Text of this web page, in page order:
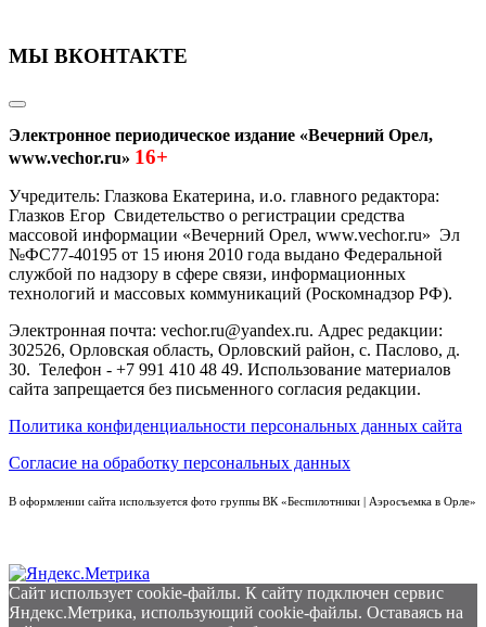
МЫ ВКОНТАКТЕ
Электронное периодическое издание «Вечерний Орел,
www.vechor.ru» 16+
Учредитель: Глазкова Екатерина, и.о. главного редактора:
Глазков Егор Свидетельство о регистрации средства
массовой информации «Вечерний Орел, www.vechor.ru» Эл
№ФС77-40195 от 15 июня 2010 года выдано Федеральной
службой по надзору в сфере связи, информационных
технологий и массовых коммуникаций (Роскомнадзор РФ).
Электронная почта: vechor.ru@yandex.ru. Адрес редакции:
302526, Орловская область, Орловский район, с. Паслово, д.
30. Телефон - +7 991 410 48 49. Использование материалов
сайта запрещается без письменного согласия редакции.
Политика конфиденциальности персональных данных сайта
Согласие на обработку персональных данных
В оформлении сайта используется фото группы ВК «Беспилотники | Аэросъемка в Орле»
Сайт использует cookie-файлы. К cайту подключен сервис
Яндекс.Метрика, использующий cookie-файлы. Оставаясь на